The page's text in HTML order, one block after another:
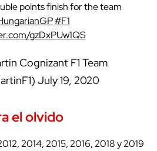
points finish for the team
#F1
gzDxPUw1QS
Cognizant F1 Team
July 19, 2020
el olvido
2014, 2015, 2016, 2018 y 2019